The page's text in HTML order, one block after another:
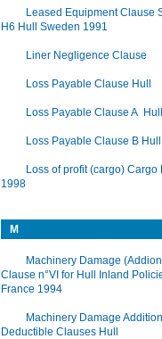
Leased Equipment Clause
H6 Hull Sweden 1991
Liner Negligence Clause
Loss Payable Clause Hull
Loss Payable Clause A
Loss Payable Clause B
Loss of profit (cargo) Cargo
1998
M
Machinery Damage
Clause n°VI for Hull Inland
France 1994
Machinery Damage
Deductible Clauses Hull